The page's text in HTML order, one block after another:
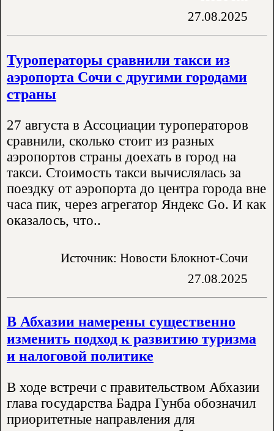
27.08.2025
Туроператоры сравнили такси из
аэропорта Сочи с другими городами
страны
27 августа в Ассоциации туроператоров
сравнили, сколько стоит из разных
аэропортов страны доехать в город на
такси. Стоимость такси вычислялась за
поездку от аэропорта до центра города вне
часа пик, через агрегатор Яндекс Go. И как
оказалось, что..
Источник: Новости Блокнот-Сочи
27.08.2025
В Абхазии намерены существенно
изменить подход к развитию туризма
и налоговой политике
В ходе встречи с правительством Абхазии
глава государства Бадра Гунба обозначил
приоритетные направления для